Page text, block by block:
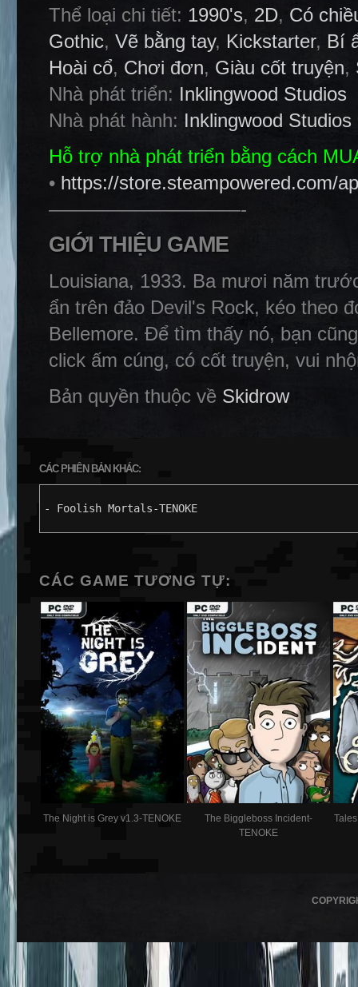
Thể loại chi tiết: 1990's, 2D, Có
Gothic, Vẽ bằng tay, Kickstarter, Bí
Hoài cổ, Chơi đơn, Giàu cốt truyện,
Nhà phát triển: Inklingwood Studios
Nhà phát hành: Inklingwood Studios
Hỗ trợ nhà phát triển bằng cách
• https://store.steampowered.com/
——————————-
GIỚI THIỆU GAME
Louisiana, 1933. Ba mươi năm
ẩn trên đảo Devil's Rock, kéo theo
Bellemore. Để tìm thấy nó, bạn
click ấm cúng, có cốt truyện, vui
Bản quyền thuộc về Skidrow
CÁC PHIÊN BẢN KHÁC:
- Foolish Mortals-TENOKE
CÁC GAME TƯƠNG TỰ:
The Night is Grey v1.3-TENOKE
The Biggleboss Incident-
TENOKE